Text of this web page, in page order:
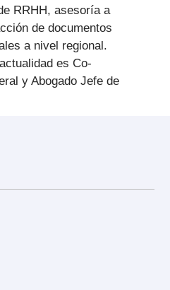
RRHH, asesoría a
de documentos
a nivel regional.
es Co-
y Abogado Jefe de